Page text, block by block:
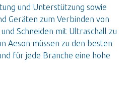
und Unterstützung sowie
Geräten zum Verbinden von
Schneiden mit Ultraschall zu
Aeson müssen zu den besten
für jede Branche eine hohe